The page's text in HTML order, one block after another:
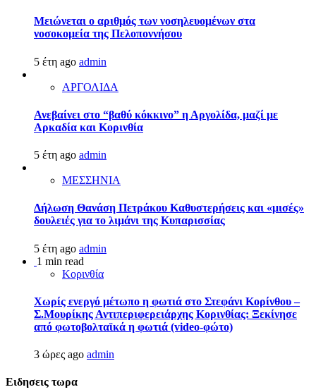
Μειώνεται ο αριθμός των νοσηλευομένων στα
νοσοκομεία της Πελοποννήσου
5 έτη ago admin
ΑΡΓΟΛΙΔΑ
Ανεβαίνει στο “βαθύ κόκκινο” η Αργολίδα, μαζί με
Αρκαδία και Κορινθία
5 έτη ago admin
ΜΕΣΣΗΝΙΑ
Δήλωση Θανάση Πετράκου Καθυστερήσεις και «μισές»
δουλειές για το λιμάνι της Κυπαρισσίας
5 έτη ago admin
1 min read
Κορινθία
Χωρίς ενεργό μέτωπο η φωτιά στο Στεφάνι Κορίνθου –
Σ.Μουρίκης Αντιπεριφερειάρχης Κορινθίας: Ξεκίνησε
από φωτοβολταϊκά η φωτιά (video-φώτο)
3 ώρες ago admin
Ειδησεις τωρα